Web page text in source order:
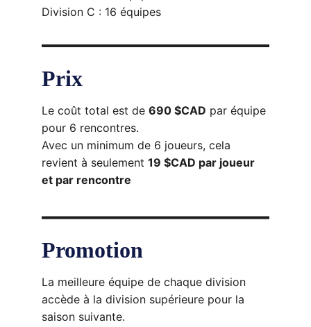
Division C : 16 équipes
Prix
Le coût total est de 690 $CAD par équipe
pour 6 rencontres.
Avec un minimum de 6 joueurs, cela
revient à seulement 19 $CAD par joueur
et par rencontre
Promotion
La meilleure équipe de chaque division
accède à la division supérieure pour la
saison suivante.